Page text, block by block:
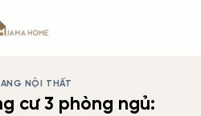
NỘI THẤT
cư 3 phòng ngủ: